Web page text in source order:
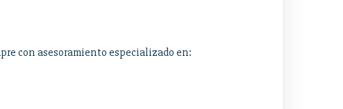
con asesoramiento especializado en: